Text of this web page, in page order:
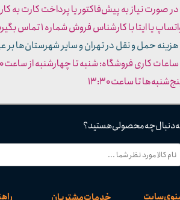
سایت
دنبال چه محصولی هستید؟
صورت نیاز به پیش‌فاکتور یا پرداخت کارت به
یا ایتا با کارشناس فروش شماره ۱ تماس بگیرید.
حمل و نقل در تهران و سایر شهرستان‌ها
تا ساعت ۱۳:۳۰​​​​​​​